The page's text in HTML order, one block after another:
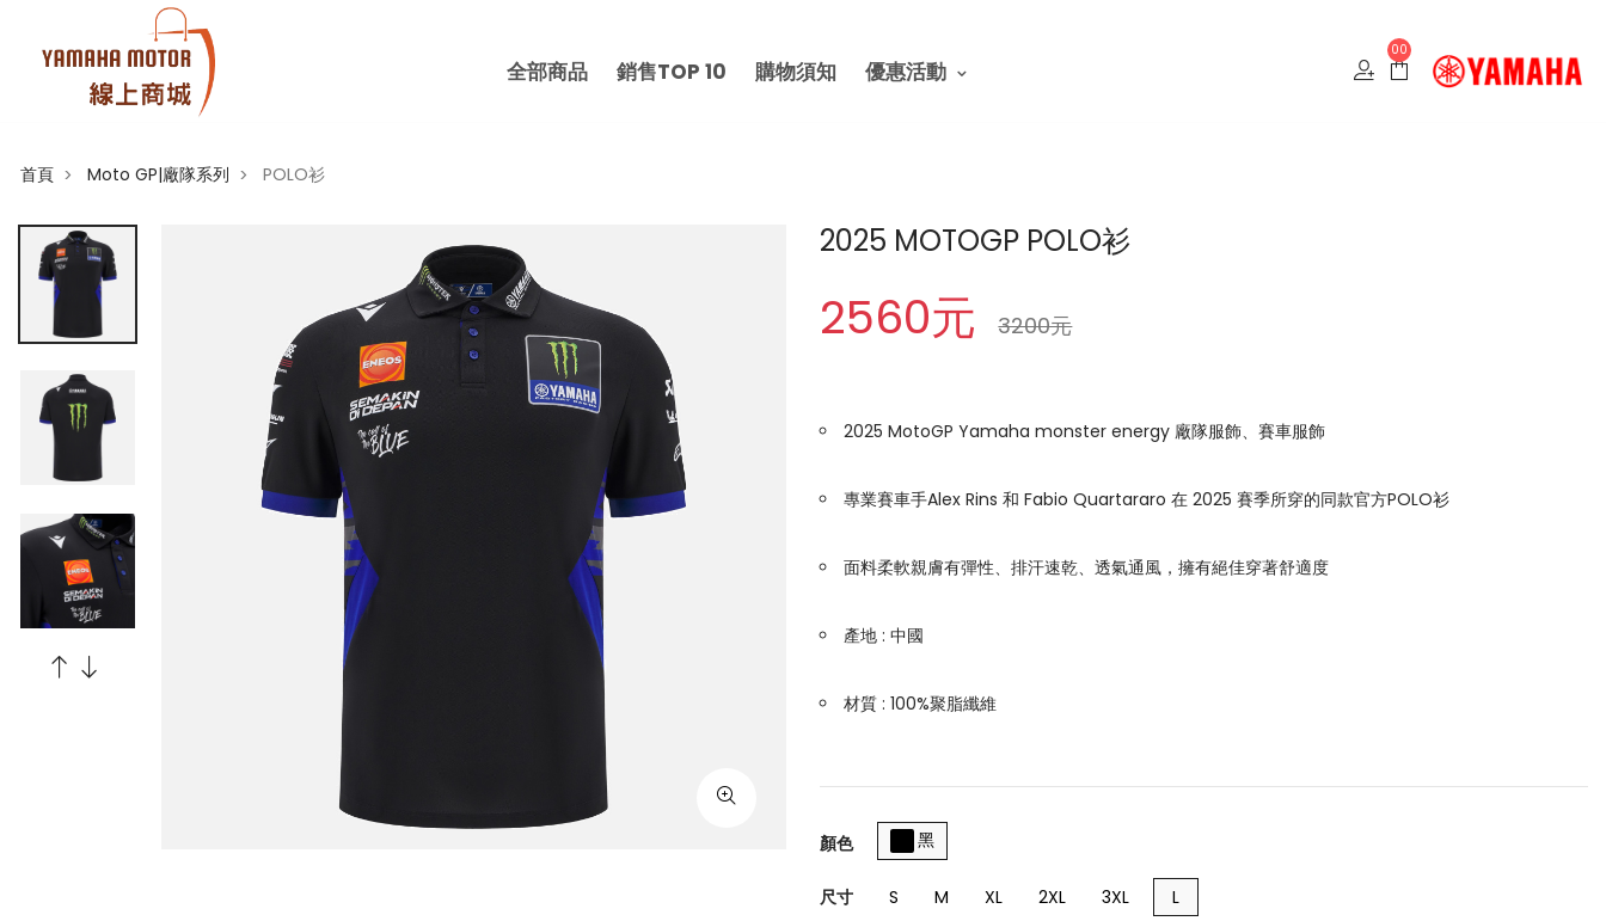
全部商品 銷售TOP 10 購物須知 優惠活動
00
首頁 > Moto GP|廠隊系列 > POLO衫
2025 MOTOGP POLO衫
2560元 3200元
2025 MotoGP Yamaha monster energy 廠隊服飾、賽車服飾
專業賽車手Alex Rins 和 Fabio Quartararo 在 2025 賽季所穿的同款官方POLO衫
面料柔軟親膚有彈性、排汗速乾、透氣通風，擁有絕佳穿著舒適度
產地 : 中國
材質 : 100%聚脂纖維
顏色 黑
尺寸 S M XL 2XL 3XL L